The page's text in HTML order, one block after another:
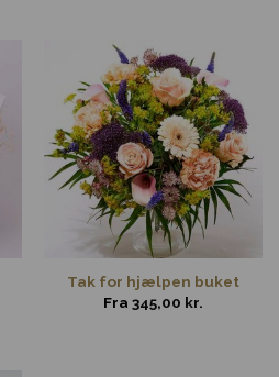
Tak for hjælpen buket
Fra 345,00 kr.